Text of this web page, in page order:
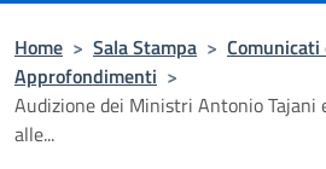
Home > Sala Stampa >
Approfondimenti >
Audizione dei Ministri Antonio Tajani
alle...